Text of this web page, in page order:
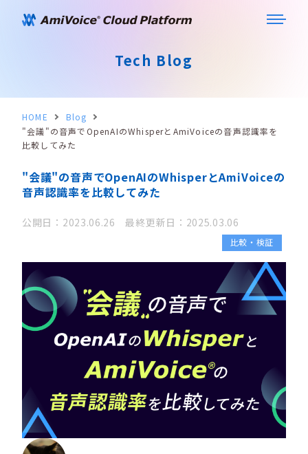
Tech Blog
HOME
Blog
"会議"の音声でOpenAIのWhisperとAmiVoiceの音声認識率を
比較してみた
"会議"の音声でOpenAIのWhisperとAmiVoiceの
音声認識率を比較してみた
公開日：2023.06.26 最終更新日：2025.03.06
比較・検証